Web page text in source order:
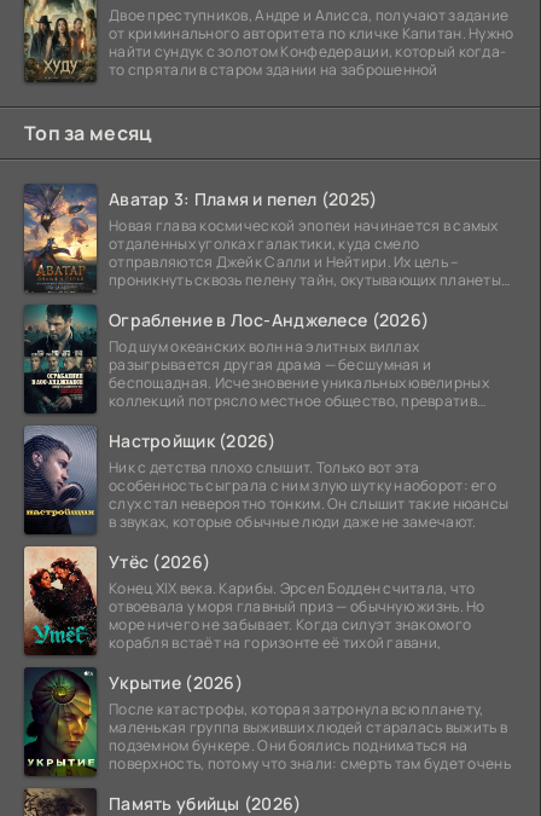
Двое преступников, Андре и Алисса, получают задание
от криминального авторитета по кличке Капитан. Нужно
найти сундук с золотом Конфедерации, который когда-
то спрятали в старом здании на заброшенной
Топ за месяц
Аватар 3: Пламя и пепел (2025)
Новая глава космической эпопеи начинается в самых
отдаленных уголках галактики, куда смело
отправляются Джейк Салли и Нейтири. Их цель –
проникнуть сквозь пелену тайн, окутывающих планеты
Ограбление в Лос-Анджелесе (2026)
Под шум океанских волн на элитных виллах
разыгрывается другая драма — бесшумная и
беспощадная. Исчезновение уникальных ювелирных
коллекций потрясло местное общество, превратив
Настройщик (2026)
Ник с детства плохо слышит. Только вот эта
особенность сыграла с ним злую шутку наоборот: его
слух стал невероятно тонким. Он слышит такие нюансы
в звуках, которые обычные люди даже не замечают.
Утёс (2026)
Конец XIX века. Карибы. Эрсел Бодден считала, что
отвоевала у моря главный приз — обычную жизнь. Но
море ничего не забывает. Когда силуэт знакомого
корабля встаёт на горизонте её тихой гавани,
Укрытие (2026)
После катастрофы, которая затронула всю планету,
маленькая группа выживших людей старалась выжить в
подземном бункере. Они боялись подниматься на
поверхность, потому что знали: смерть там будет очень
Память убийцы (2026)